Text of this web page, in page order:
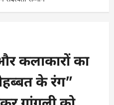
कलाकारों का
के रंग”